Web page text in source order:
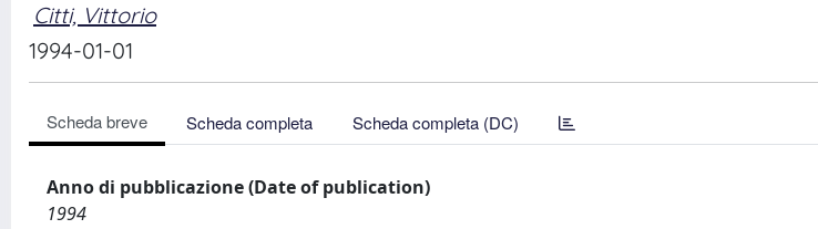
Citti, Vittorio
1994-01-01
Scheda breve Scheda completa Scheda completa (DC)
Anno di pubblicazione (Date of publication)
1994